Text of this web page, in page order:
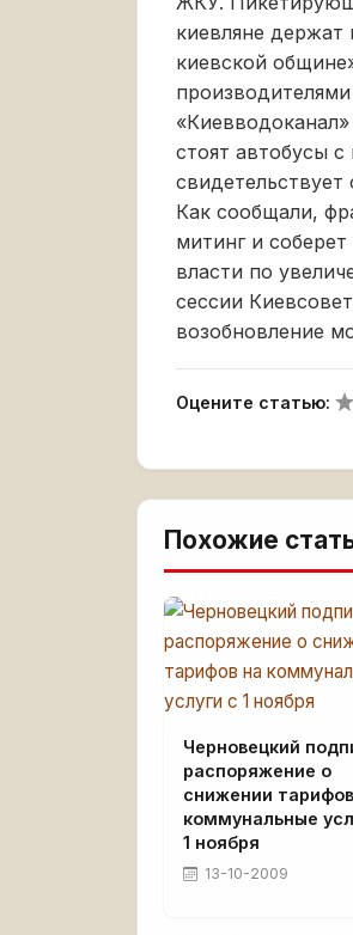
киевляне держат
киевской
стоят автобусы
Как сообщали,
митинг и
власти по
сессии
возобновление
Оцените статью:
Похожие
Черновецкий
распоряжение о
снижении
коммунальные
1 ноября
13-10-2009